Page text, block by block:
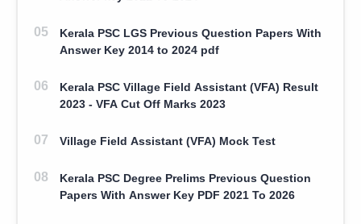
Kerala PSC LGS Previous Question Papers With
Answer Key 2014 to 2024 pdf
Kerala PSC Village Field Assistant (VFA) Result
2023 - VFA Cut Off Marks 2023
Village Field Assistant (VFA) Mock Test
Kerala PSC Degree Prelims Previous Question
Papers With Answer Key PDF 2021 To 2026